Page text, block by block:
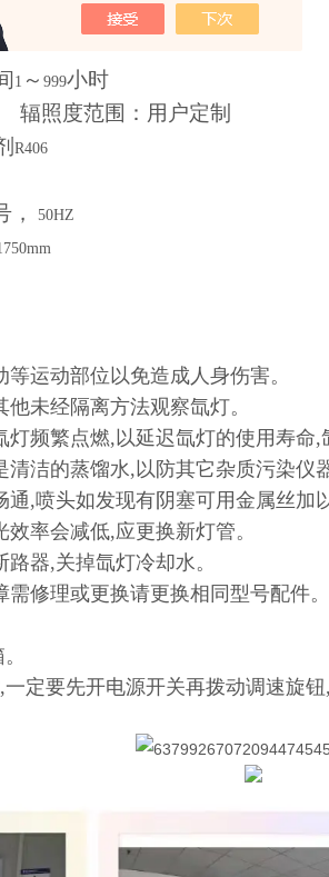
1 ～ 999小时
辐照度范围：用户定制
R406
， 50HZ
运动部位以免造成人身伤害。
未经隔离方法观察氙灯。
灯频繁点燃,以延迟氙灯的使用寿命
清洁的蒸馏水,以防其它杂质污染仪
通,喷头如发现有阴塞可用金属丝加
率会减低,应更换新灯管。
器,关掉氙灯冷却水。
需修理或更换请更换相同型号配件。
定要先开电源开关再拨动调速旋